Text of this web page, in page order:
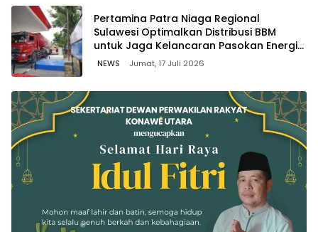
Pertamina Patra Niaga Regional
Sulawesi Optimalkan Distribusi BBM
untuk Jaga Kelancaran Pasokan Energi
di Seluruh Wilayah Sulawesi
NEWS Jumat, 17 Juli 2026